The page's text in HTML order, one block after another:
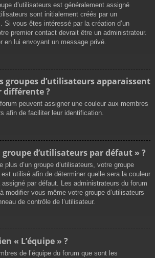
d’utilisateurs est généralement assigné
sont initialement créés par un
Si vous êtes intéressé par la création d’un
premier contact devrait être un administrateur.
en lui envoyant un message privé.
groupes d’utilisateurs apparaissent
différente ?
peuvent assigner une couleur aux membres
afin de faciliter leur identification.
groupe d’utilisateurs par défaut » ?
plus d’un groupe d’utilisateurs, votre groupe
est utilisé afin de déterminer quelle sera la couleur
par défaut. Les administrateurs du forum
modifier vous-même votre groupe d’utilisateurs
de contrôle de l’utilisateur.
« L’équipe » ?
de l’équipe du forum que sont les